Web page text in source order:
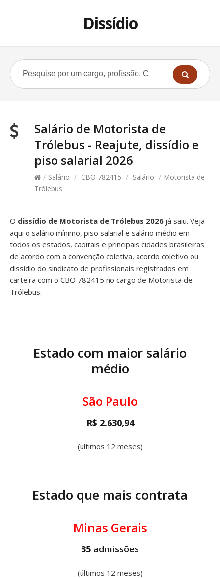
Dissídio
Salário de Motorista de
Trólebus - Reajute, dissídio e
piso salarial 2026
/ Salário / CBO 782415 / Salário / Motorista de
Trólebus
O dissídio de Motorista de Trólebus 2026 já saiu. Veja
aqui o salário mínimo, piso salarial e salário médio em
todos os estados, capitais e principais cidades brasileiras
de acordo com a convenção coletiva, acordo coletivo ou
dissídio do sindicato de profissionais registrados em
carteira com o CBO 782415 no cargo de Motorista de
Trólebus.
Estado com maior salário
médio
São Paulo
R$ 2.630,94
(últimos 12 meses)
Estado que mais contrata
Minas Gerais
35 admissões
(últimos 12 meses)